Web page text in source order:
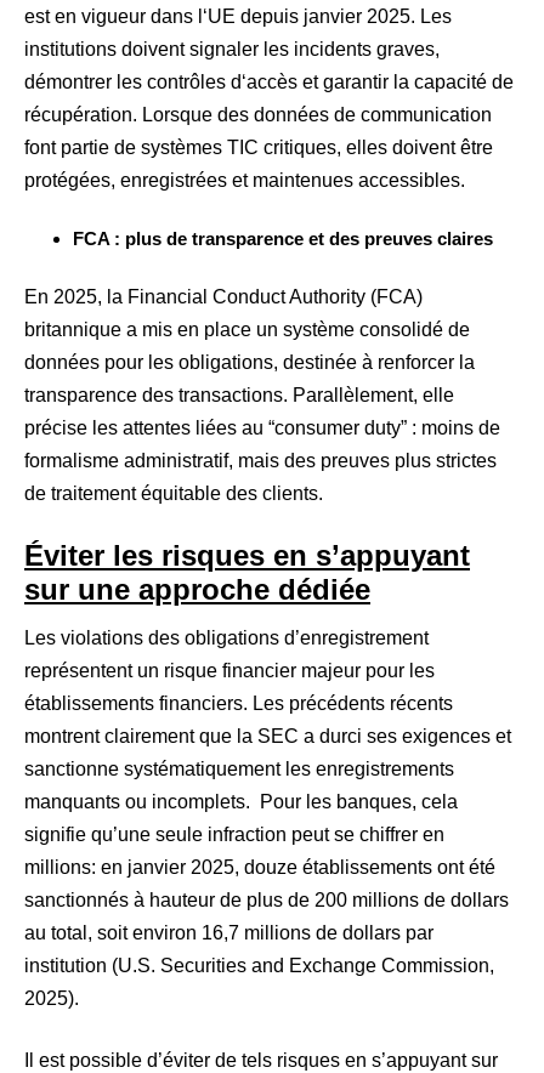
est en vigueur dans l‘UE depuis janvier 2025. Les
institutions doivent signaler les incidents graves,
démontrer les contrôles d‘accès et garantir la capacité de
récupération. Lorsque des données de communication
font partie de systèmes TIC critiques, elles doivent être
protégées, enregistrées et maintenues accessibles.
FCA : plus de transparence et des preuves claires
En 2025, la Financial Conduct Authority (FCA)
britannique a mis en place un système consolidé de
données pour les obligations, destinée à renforcer la
transparence des transactions. Parallèlement, elle
précise les attentes liées au “consumer duty” : moins de
formalisme administratif, mais des preuves plus strictes
de traitement équitable des clients.
Éviter les risques en s’appuyant
sur une approche dédiée
Les violations des obligations d’enregistrement
représentent un risque financier majeur pour les
établissements financiers. Les précédents récents
montrent clairement que la SEC a durci ses exigences et
sanctionne systématiquement les enregistrements
manquants ou incomplets. Pour les banques, cela
signifie qu’une seule infraction peut se chiffrer en
millions: en janvier 2025, douze établissements ont été
sanctionnés à hauteur de plus de 200 millions de dollars
au total, soit environ 16,7 millions de dollars par
institution (U.S. Securities and Exchange Commission,
2025).
Il est possible d’éviter de tels risques en s’appuyant sur